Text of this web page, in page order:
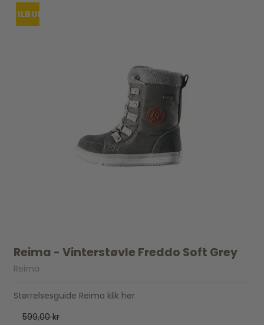
TILBUD
Reima - Vinterstøvle Freddo Soft Grey
Reima
Størrelsesguide Reima klik her
599,00 kr